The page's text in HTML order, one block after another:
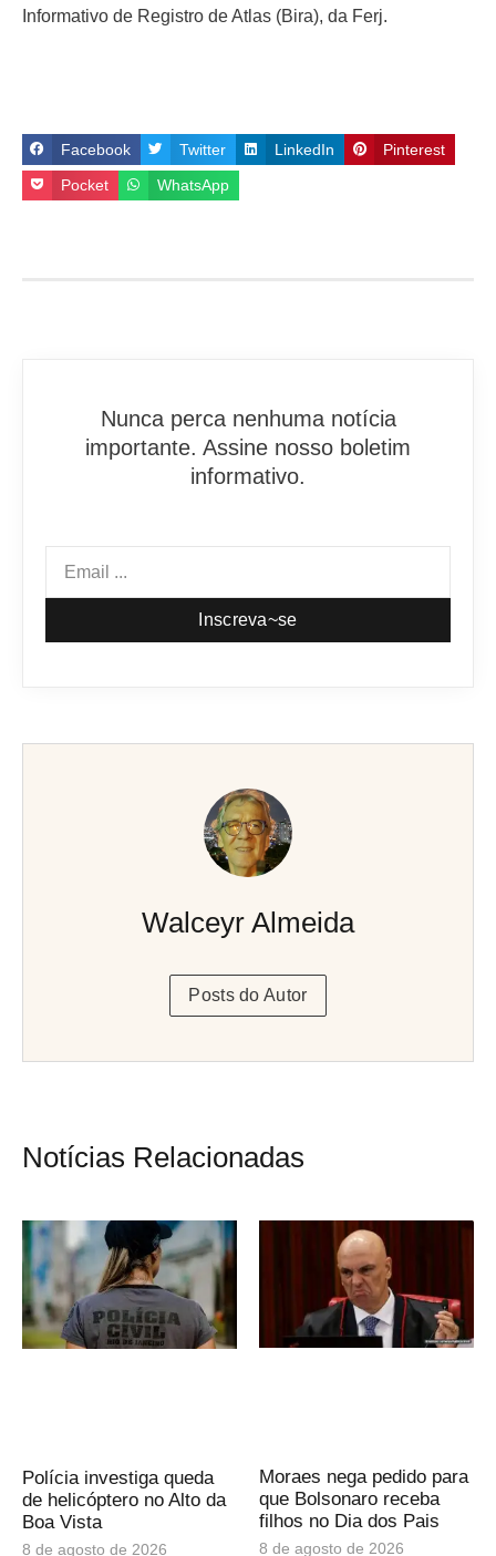
Informativo de Registro de Atlas (Bira), da Ferj.
Facebook Twitter LinkedIn Pinterest
Pocket WhatsApp
Nunca perca nenhuma notícia
importante. Assine nosso boletim
informativo.
Inscreva~se
Walceyr Almeida
Posts do Autor
Notícias Relacionadas
Polícia investiga queda
de helicóptero no Alto da
Boa Vista
8 de agosto de 2026
Moraes nega pedido para
que Bolsonaro receba
filhos no Dia dos Pais
8 de agosto de 2026